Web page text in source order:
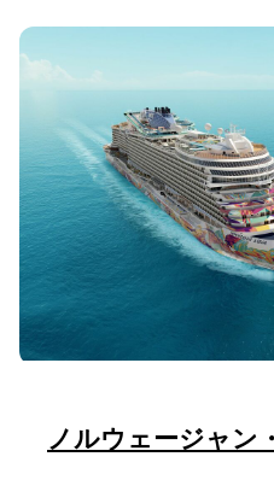
ノルウェージャン